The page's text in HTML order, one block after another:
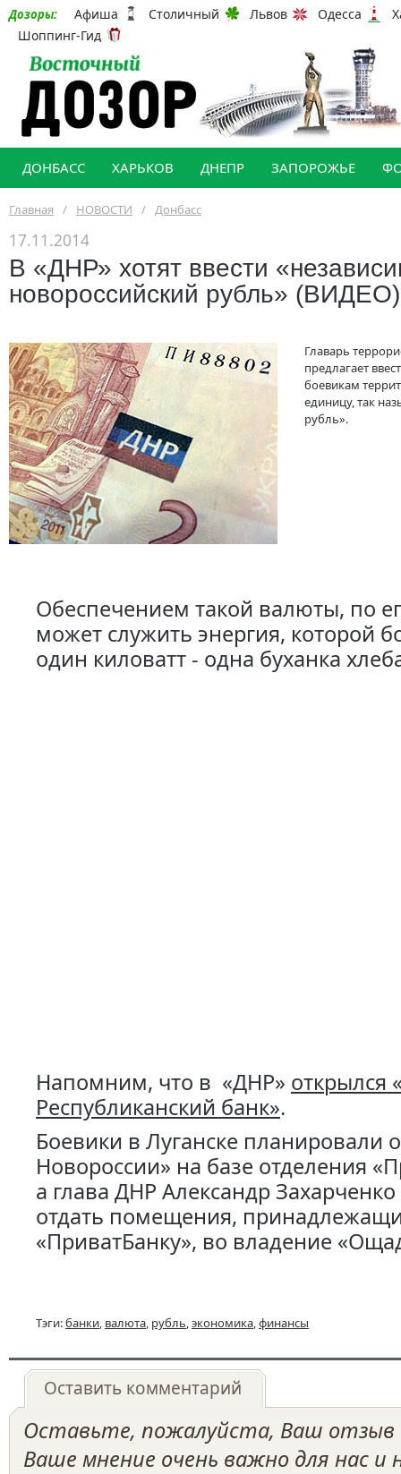
Дозоры: Афиша Столичный Львов Одесса
Шоппинг-Гид
ДОНБАСС ХАРЬКОВ ДНЕПР ЗАПОРОЖЬЕ
Главная / НОВОСТИ / Донбасс
17.11.2014
В «ДНР» хотят ввести
новороссийский рубль» (ВИДЕО)
Главарь
предлагает
боевикам
единицу, так
рубль».
Обеспечением такой валюты, по
может служить энергия, которой
один киловатт - одна буханка
Напомним, что в «ДНР» открылся
Республиканский банк».
Боевики в Луганске планировали
Новороссии» на базе отделения
а глава ДНР Александр
отдать помещения,
«ПриватБанку», во владение
Тэги:банки, валюта, рубль,экономика,финансы
Оставить комментарий
Оставьте, пожалуйста, Ваш отзыв
Ваше мнение очень важно для нас и